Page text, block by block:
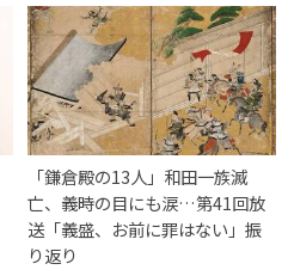
「鎌倉殿の13人」和田一族滅
亡、義時の目にも涙…第41回放
送「義盛、お前に罪はない」振
り返り